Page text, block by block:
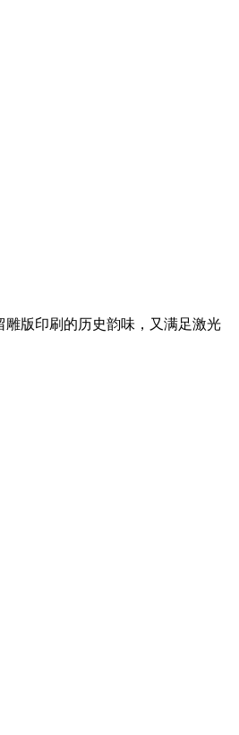
雕版印刷的历史韵味，又满足激光